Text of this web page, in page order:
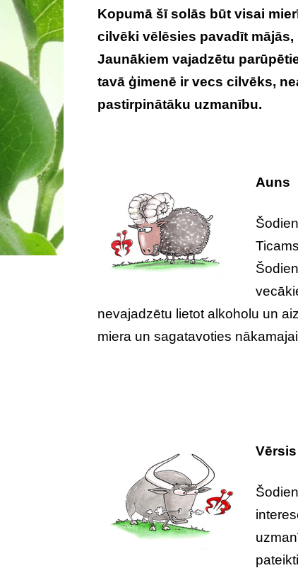
Kopumā šī solās būt visai
cilvēki vēlēsies pavadīt
Jaunākiem vajadzētu
tavā ģimenē ir vecs cilvēks,
pastirpinātāku uzmanību.
Auns
nevajadzētu lietot alkoholu un
miera un sagatavoties
Vērsis